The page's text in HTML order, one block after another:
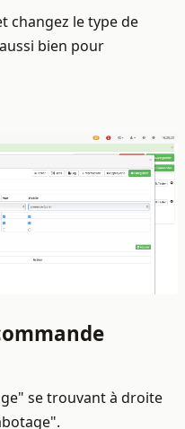
changez le type de
bien pour
se trouvant à droite